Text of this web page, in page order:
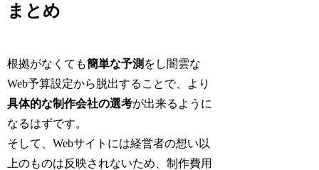
まとめ
根拠がなくても簡単な予測 をし闇雲な
Web予算設定から脱出することで、より
具体的な制作会社の選考が出来るように
なるはずです。
そして、Webサイトには経営者の想い以
上のものは反映されないため、制作費用